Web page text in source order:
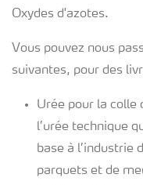
Oxydes d'azotes.
Vous pouvez nous
suivantes, pour des
Urée pour la colle
l’urée technique
base à l’industrie
parquets et de